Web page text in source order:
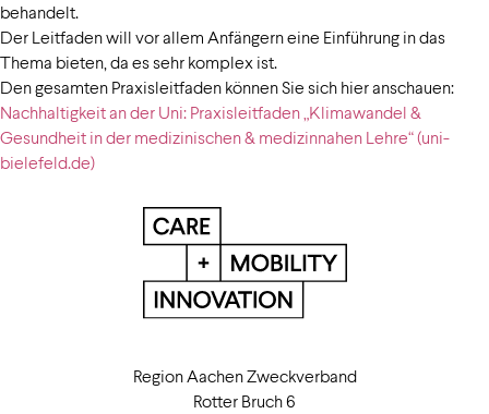
behandelt.
Der Leitfaden will vor allem Anfängern eine Einführung in das
Thema bieten, da es sehr komplex ist.
Den gesamten Praxisleitfaden können Sie sich hier anschauen:
Nachhaltigkeit an der Uni: Praxisleitfaden „Klimawandel &
Gesundheit in der medizinischen & medizinnahen Lehre“ (uni-
bielefeld.de)
Region Aachen Zweckverband
Rotter Bruch 6